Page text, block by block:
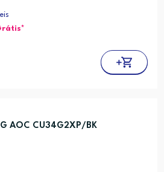
AOC CU34G2XP/BK